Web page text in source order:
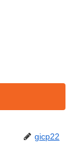
gicp22